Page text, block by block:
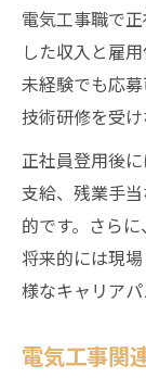
電気工事職で
した収入と雇
未経験でも応
技術研修を受
正社員登用後
支給、残業手
的です。さら
将来的には現
様なキャリアパ
電気工事関